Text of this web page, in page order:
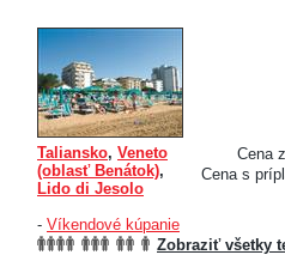
Cena
Cena s
Taliansko, Veneto
(oblasť Benátok),
Lido di Jesolo
- Víkendové kúpanie
Zobraziť všetky